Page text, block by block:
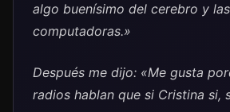
algo buenísimo del cerebro y las
computadoras.»
Después me dijo: «Me gusta
radios hablan que si Cristina si,